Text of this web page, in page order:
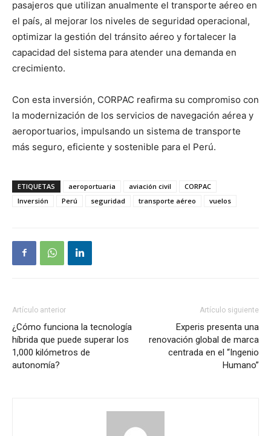
pasajeros que utilizan anualmente el transporte aéreo en
el país, al mejorar los niveles de seguridad operacional,
optimizar la gestión del tránsito aéreo y fortalecer la
capacidad del sistema para atender una demanda en
crecimiento.
Con esta inversión, CORPAC reafirma su compromiso con
la modernización de los servicios de navegación aérea y
aeroportuarios, impulsando un sistema de transporte
más seguro, eficiente y sostenible para el Perú.
ETIQUETAS aeroportuaria aviación civil
CORPAC
Inversión
Perú seguridad transporte aéreo vuelos
Artículo anterior
¿Cómo funciona la tecnología
híbrida que puede superar los
1,000 kilómetros de
autonomía?
Artículo siguiente
Experis presenta una
renovación global de marca
centrada en el “Ingenio
Humano”